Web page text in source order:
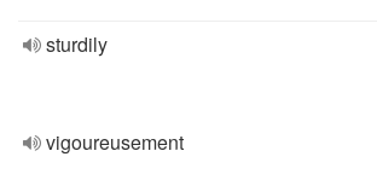
sturdily
vigoureusement